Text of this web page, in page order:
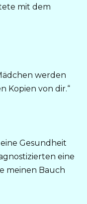
mit dem
werden
Kopien von dir.“
Gesundheit
eine
meinen Bauch